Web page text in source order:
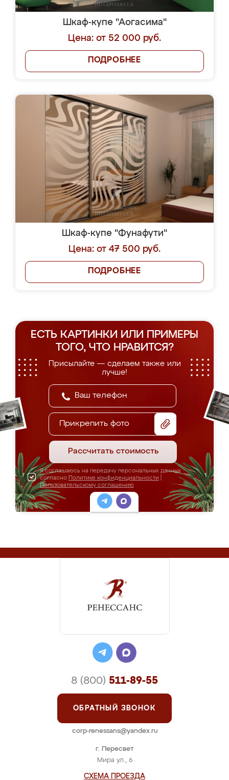
Шкаф-купе "Аогасима"
Цена: от 52 000 руб.
ПОДРОБНЕЕ
Шкаф-купе "Фунафути"
Цена: от 47 500 руб.
ПОДРОБНЕЕ
ЕСТЬ КАРТИНКИ ИЛИ ПРИМЕРЫ
ТОГО, ЧТО НРАВИТСЯ?
Присылайте — сделаем также или
лучше!
Прикрепить фото
Рассчитать стоимость
Я соглашаюсь на передачу персональных данных
согласно Политике конфиденциальности
Пользовательскому соглашению
г. Пересвет
Мира ул., 6
СХЕМА ПРОЕЗДА
8 (800) 511-89-55
ОБРАТНЫЙ ЗВОНОК
corp-renessans@yandex.ru